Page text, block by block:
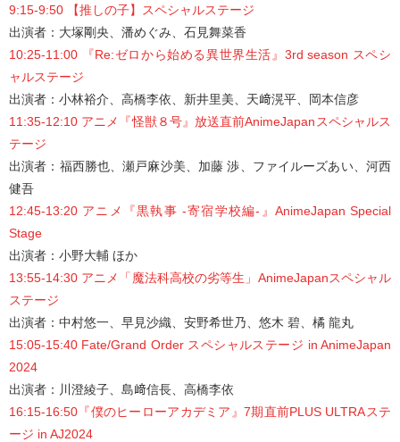
9:15-9:50 【推しの子】スペシャルステージ
出演者：大塚剛央、潘めぐみ、石見舞菜香
10:25-11:00 『Re:ゼロから始める異世界生活』3rd season スペシ
ャルステージ
出演者：小林裕介、高橋李依、新井里美、天﨑滉平、岡本信彦
11:35-12:10 アニメ『怪獣８号』放送直前AnimeJapanスペシャルス
テージ
出演者：福西勝也、瀬戸麻沙美、加藤 渉、ファイルーズあい、河西
健吾
12:45-13:20 アニメ『黒執事 -寄宿学校編-』AnimeJapan Special
Stage
出演者：小野大輔 ほか
13:55-14:30 アニメ「魔法科高校の劣等生」AnimeJapanスペシャル
ステージ
出演者：中村悠一、早見沙織、安野希世乃、悠木 碧、橘 龍丸
15:05-15:40 Fate/Grand Order スペシャルステージ in AnimeJapan
2024
出演者：川澄綾子、島﨑信長、高橋李依
16:15-16:50『僕のヒーローアカデミア』7期直前PLUS ULTRAステ
ージ in AJ2024